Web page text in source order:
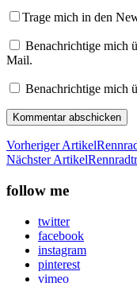
Trage mich in den
Benachrichtige mich
Mail.
Benachrichtige mich
Vorheriger Artikel
Nächster Artikel
follow me
twitter
facebook
instagram
pinterest
vimeo